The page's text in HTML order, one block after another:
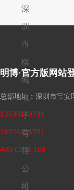
深
圳
市
槟
城
电
子
有
限
公
司
明博·官方版网站
总部地址：深圳市宝
13590149796
18926426791
400-0383-168